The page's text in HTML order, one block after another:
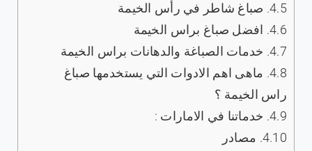
4.5. صباغ شاطر في رأس الخيمة
4.6. افضل صباغ براس الخيمة
4.7. خدمات الصباغة والدهانات براس الخيمة
4.8. ماهى اهم الادوات التي يستخدمها صباغ
راس الخيمة ؟
4.9. خدماتنا في الامارات :
4.10. مصادر